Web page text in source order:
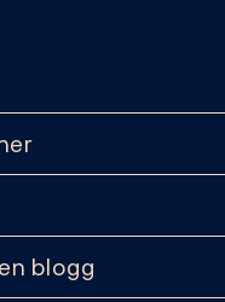
blogg